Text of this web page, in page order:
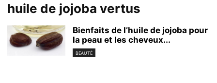
huile de jojoba vertus
Bienfaits de l’huile de jojoba pour
la peau et les cheveux...
BEAUTÉ